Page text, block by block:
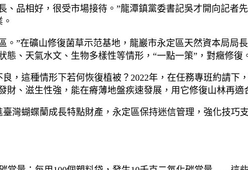
、品相好，很受市場接待。”龍潭鎮黨委書記吳才開向記者
。”在礦山修復菌草示范基地，龍巖市永定區天然資本局局
態、天氣水文、生物多樣性等情形，“一點一策”，對癥修復
，這種情形下若何恢復植被？2022年，在任務專班約請
財、滋生性強，能在瘠薄地盤疾速發展，用它修復山林再適
灣蝴蝶蘭成長特點財產，永定區保持迷信管理，強化技巧